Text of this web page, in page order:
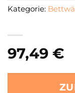
97,49 €
Kategorie: